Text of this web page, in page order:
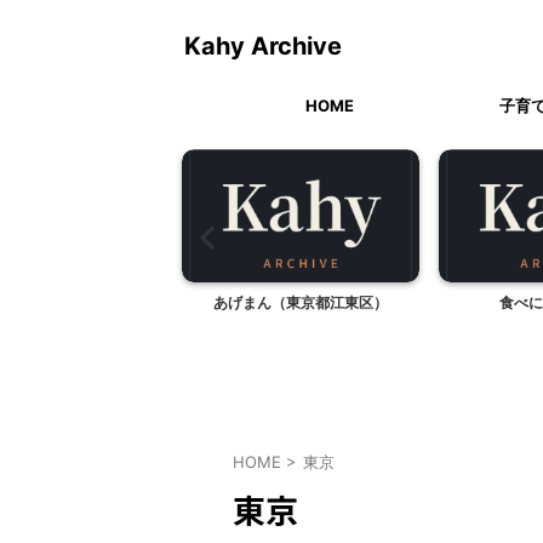
Kahy Archive
HOME 子育
あげまん（東京都江東区） 食べ
HOME > 東京
東京